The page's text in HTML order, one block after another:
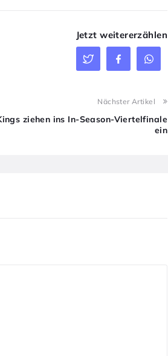
Jetzt weitererzählen
Nächster Artikel
ziehen ins In-Season-Viertelfinale
ein